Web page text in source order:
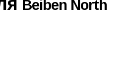
Beiben North